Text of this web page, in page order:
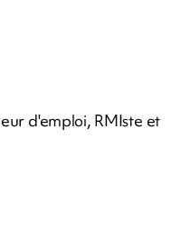
d'emploi, RMIste et